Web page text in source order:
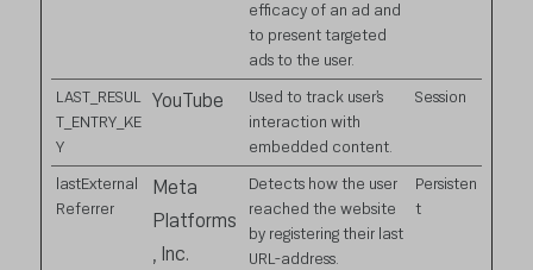
efficacy of an ad and
to present targeted
ads to the user.
LAST_RESUL
T_ENTRY_KE
Y
YouTube
Used to track user’s
interaction with
embedded content.
Session
lastExternal
Referrer
Meta
Platforms
, Inc.
Detects how the user
reached the website
by registering their last
URL-address.
Persisten
t